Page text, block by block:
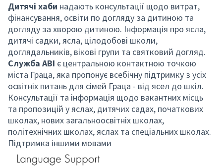
Дитячі хаби надають консультації щодо витрат,
фінансування, освіти по догляду за дитиною та
догляду за хворою дитиною. Інформація про ясла,
дитячі садки, ясла, цілодобові школи,
доглядальників, вікові групи та святковий догляд.
Служба ABI є центральною контактною точкою
міста Граца, яка пропонує всебічну підтримку з усіх
освітніх питань для сімей Граца - від ясел до шкіл.
Консультації та інформація щодо вакантних місць
та пропозицій у яслах, дитячих садах, початкових
школах, нових загальноосвітніх школах,
політехнічних школах, яслах та спеціальних школах.
Підтримка іншими мовами